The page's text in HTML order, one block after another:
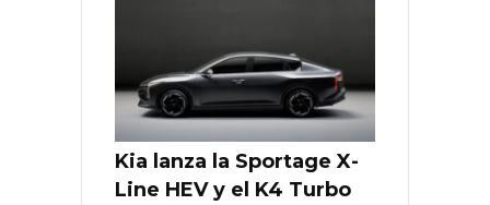
Kia lanza la Sportage X-
Line HEV y el K4 Turbo